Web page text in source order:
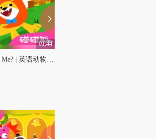
01:44
Will You Marry Me? | 英语动物儿歌 | 碰碰狐！英语动物儿歌